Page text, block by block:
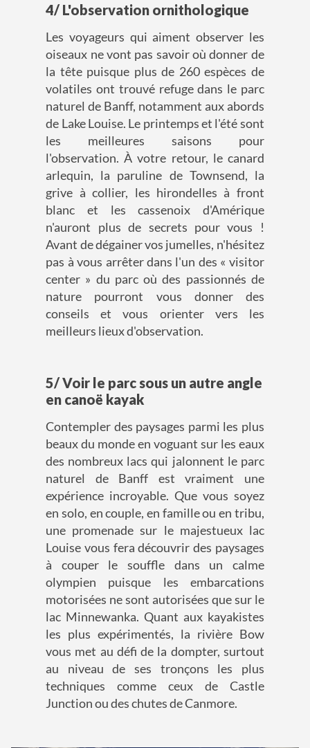
4/ L'observation ornithologique
Les voyageurs qui aiment observer les
oiseaux ne vont pas savoir où donner de
la tête puisque plus de 260 espèces de
volatiles ont trouvé refuge dans le parc
naturel de Banff, notamment aux abords
de Lake Louise. Le printemps et l'été sont
les meilleures saisons pour
l'observation. À votre retour, le canard
arlequin, la paruline de Townsend, la
grive à collier, les hirondelles à front
blanc et les cassenoix d'Amérique
n'auront plus de secrets pour vous !
Avant de dégainer vos jumelles, n'hésitez
pas à vous arrêter dans l'un des « visitor
center » du parc où des passionnés de
nature pourront vous donner des
conseils et vous orienter vers les
meilleurs lieux d'observation.
5/ Voir le parc sous un autre angle
en canoë kayak
Contempler des paysages parmi les plus
beaux du monde en voguant sur les eaux
des nombreux lacs qui jalonnent le parc
naturel de Banff est vraiment une
expérience incroyable. Que vous soyez
en solo, en couple, en famille ou en tribu,
une promenade sur le majestueux lac
Louise vous fera découvrir des paysages
à couper le souffle dans un calme
olympien puisque les embarcations
motorisées ne sont autorisées que sur le
lac Minnewanka. Quant aux kayakistes
les plus expérimentés, la rivière Bow
vous met au défi de la dompter, surtout
au niveau de ses tronçons les plus
techniques comme ceux de Castle
Junction ou des chutes de Canmore.